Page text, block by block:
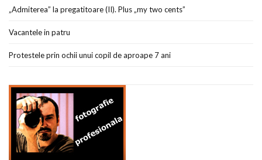
„Admiterea” la pregatitoare (II). Plus „my two cents”
Vacantele in patru
Protestele prin ochii unui copil de aproape 7 ani